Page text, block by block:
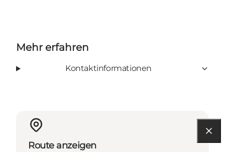
Mehr erfahren
Kontaktinformationen
Route anzeigen